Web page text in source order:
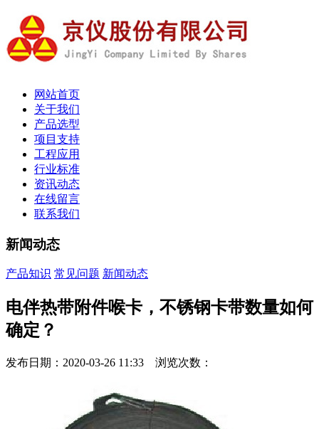
网站首页
关于我们
产品选型
项目支持
工程应用
行业标准
资讯动态
在线留言
联系我们
新闻动态
产品知识 常见问题 新闻动态
电伴热带附件喉卡，不锈钢卡带数量如何
确定？
发布日期：2020-03-26 11:33 浏览次数：